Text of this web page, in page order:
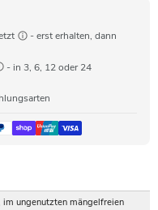
- erst erhalten, dann
- in 3, 6, 12 oder 24
im ungenutzten mängelfreien